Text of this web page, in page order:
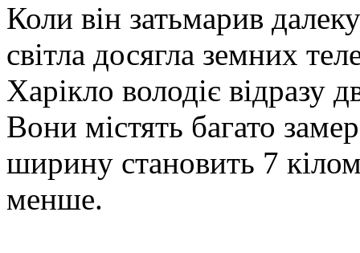
Коли він затьмарив
світла досягла земних
Харікло володіє відразу
Вони містять багато
ширину становить 7
менше.